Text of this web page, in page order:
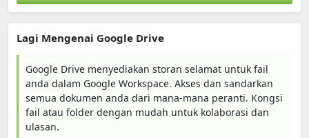
Lagi Mengenai Google Drive
Google Drive menyediakan storan selamat untuk fail
anda dalam Google Workspace. Akses dan sandarkan
semua dokumen anda dari mana-mana peranti. Kongsi
fail atau folder dengan mudah untuk kolaborasi dan
ulasan.